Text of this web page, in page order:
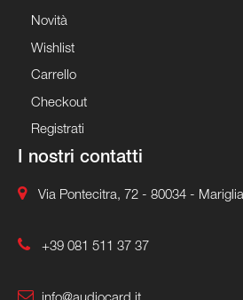
Novità
Wishlist
Carrello
Checkout
Registrati
I nostri contatti
Via Pontecitra, 72 - 80034 -
+39 081 511 37 37